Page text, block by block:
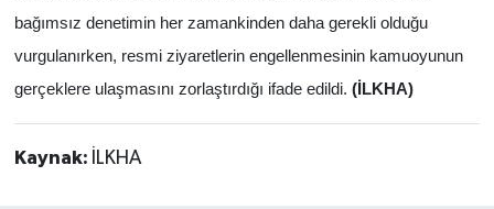
bağımsız denetimin her zamankinden daha gerekli olduğu
vurgulanırken, resmi ziyaretlerin engellenmesinin kamuoyunun
gerçeklere ulaşmasını zorlaştırdığı ifade edildi. (İLKHA)
Kaynak: İLKHA